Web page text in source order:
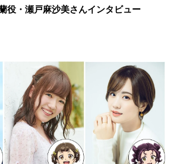
役・瀬戸麻沙美さんインタビュー